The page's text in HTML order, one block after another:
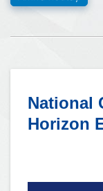
National
Horizon